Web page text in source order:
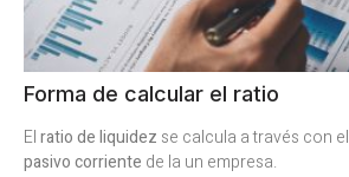
Forma de calcular el ratio
Elratio de liquidez se calcula a través con el
pasivo corriente de la un empresa.